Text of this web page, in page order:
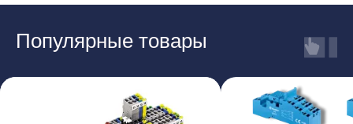
Популярные товары